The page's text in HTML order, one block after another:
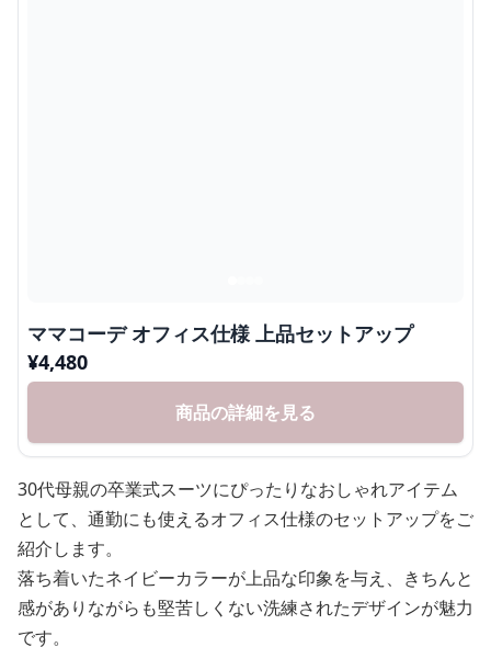
ママコーデ オフィス仕様 上品セットアップ
¥4,480
商品の詳細を見る
30代母親の卒業式スーツにぴったりなおしゃれアイテム
として、通勤にも使えるオフィス仕様のセットアップをご
紹介します。
落ち着いたネイビーカラーが上品な印象を与え、きちんと
感がありながらも堅苦しくない洗練されたデザインが魅力
です。